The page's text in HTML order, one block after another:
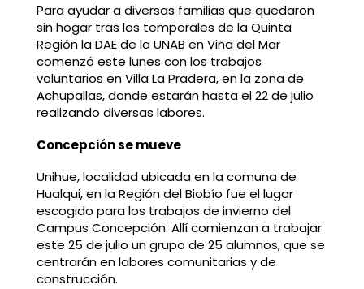
Para ayudar a diversas familias que quedaron
sin hogar tras los temporales de la Quinta
Región la DAE de la UNAB en Viña del Mar
comenzó este lunes con los trabajos
voluntarios en Villa La Pradera, en la zona de
Achupallas, donde estarán hasta el 22 de julio
realizando diversas labores.
Concepción se mueve
Unihue, localidad ubicada en la comuna de
Hualqui, en la Región del Biobío fue el lugar
escogido para los trabajos de invierno del
Campus Concepción. Allí comienzan a trabajar
este 25 de julio un grupo de 25 alumnos, que se
centrarán en labores comunitarias y de
construcción.